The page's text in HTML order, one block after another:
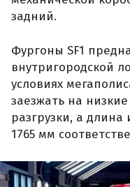
задний.
Фургоны SF1
внутригородской
условиях
заезжать на
разгрузки, а длина
1765 мм